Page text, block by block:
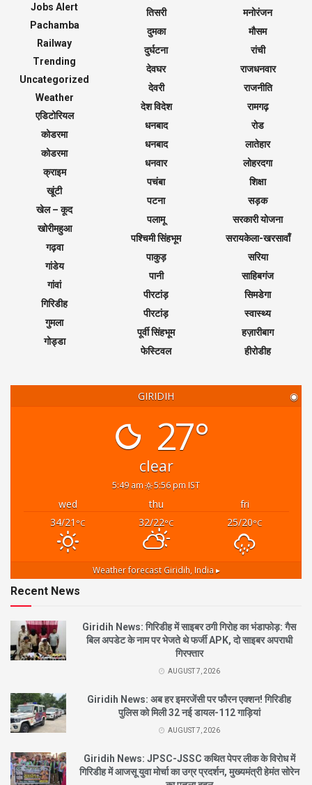
Jobs Alert
Pachamba
Railway
Trending
Uncategorized
Weather
एडिटोरियल
कोडरमा
कोडरमा
क्राइम
खूंटी
खेल – कूद
खोरीमहुआ
गढ़वा
गांडेय
गांवां
गिरिडीह
गुमला
गोड्डा
तिसरी
दुमका
दुर्घटना
देवघर
देवरी
देश विदेश
धनबाद
धनबाद
धनवार
पचंबा
पटना
पलामू
पश्चिमी सिंहभूम
पाकुड़
पानी
पीरटांड़
पीरटांड़
पूर्वी सिंहभूम
फेस्टिवल
मनोरंजन
मौसम
रांची
राजधनवार
राजनीति
रामगढ़
रोड
लातेहार
लोहरदगा
शिक्षा
सड़क
सरकारी योजना
सरायकेला-खरसावाँ
सरिया
साहिबगंज
सिमडेगा
स्वास्थ्य
हज़ारीबाग
हीरोडीह
GIRIDIH ◉
27°
clear
5:49 am 5:56 pm IST
wed thu
fri
34/21 °C 32/22°C 25/20°C
Weather forecast Giridih, India ▸
Recent News
Giridih News: गिरिडीह में साइबर ठगी गिरोह का भंडाफोड़: गैस
बिल अपडेट के नाम पर भेजते थे फर्जी APK, दो साइबर अपराधी
गिरफ्तार
AUGUST 7, 2026
Giridih News: अब हर इमरजेंसी पर फौरन एक्शन! गिरिडीह
पुलिस को मिली 32 नई डायल-112 गाड़ियां
AUGUST 7, 2026
Giridih News: JPSC-JSSC कथित पेपर लीक के विरोध में
गिरिडीह में आजसू युवा मोर्चा का उग्र प्रदर्शन, मुख्यमंत्री हेमंत सोरेन